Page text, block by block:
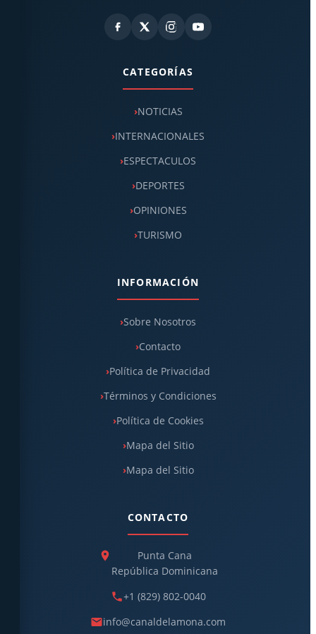
CATEGORÍAS
NOTICIAS
INTERNACIONALES
ESPECTACULOS
DEPORTES
OPINIONES
TURISMO
INFORMACIÓN
Sobre Nosotros
Contacto
Política de Privacidad
Términos y Condiciones
Política de Cookies
Mapa del Sitio
Mapa del Sitio
CONTACTO
Punta Cana
República Dominicana
+1 (829) 802-0040
info@canaldelamona.com